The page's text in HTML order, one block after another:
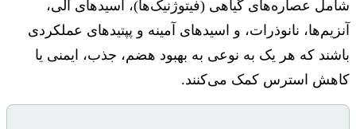
شامل عصاره‌های گیاهی (فیتوژنیک‌ها)، اسیدهای آلی،
آنزیم‌ها، نانوذرات، و اسیدهای آمینه و پپتیدهای عملکردی
باشند که هر یک به نوعی به بهبود هضم، جذب، ایمنی یا
کاهش استرس کمک می‌کنند.